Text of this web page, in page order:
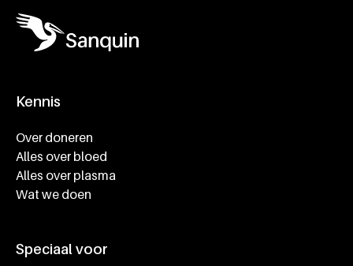
Kennis
Over doneren
Alles over bloed
Alles over plasma
Wat we doen
Speciaal voor